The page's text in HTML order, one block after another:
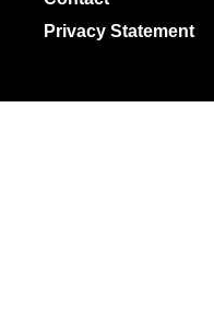
Privacy Statement